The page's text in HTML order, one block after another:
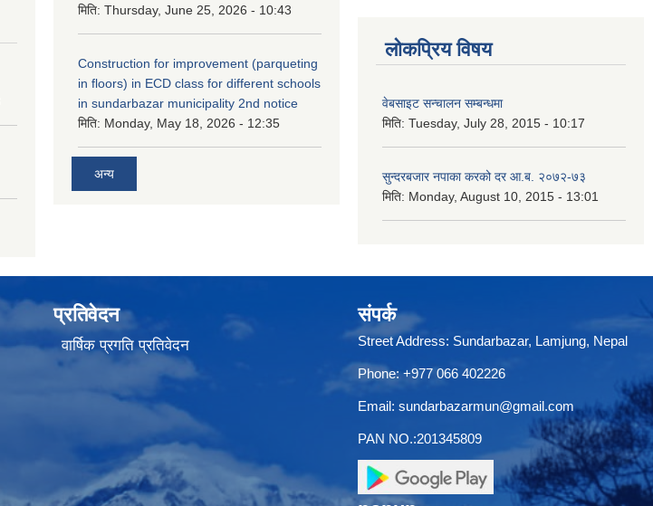
मिति: Thursday, June 25, 2026 - 10:43
Construction for improvement (parqueting
in floors) in ECD class for different schools
in sundarbazar municipality 2nd notice
मिति: Monday, May 18, 2026 - 12:35
अन्य
लोकप्रिय विषय
वेबसाइट सन्चालन सम्बन्धमा
मिति: Tuesday, July 28, 2015 - 10:17
सुन्दरबजार नपाका करको दर आ.ब. २०७२-७३
मिति: Monday, August 10, 2015 - 13:01
प्रतिवेदन
वार्षिक प्रगति प्रतिवेदन
संपर्क
Street Address: Sundarbazar, Lamjung, Nepal
Phone: +977 066 402226
Email: sundarbazarmun@gmail.com
PAN NO.:201345809